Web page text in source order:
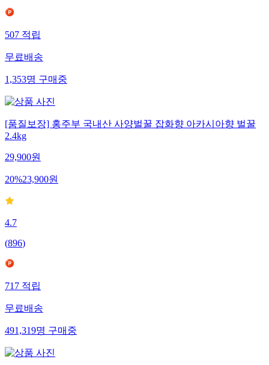
507적립
무료배송
1,353명구매중
[품질보장] 홍주부 국내산 사양벌꿀 잡화향 아카시아향 벌꿀
2.4kg
29,900원
20%23,900원
4.7
(896)
717적립
무료배송
491,319명구매중